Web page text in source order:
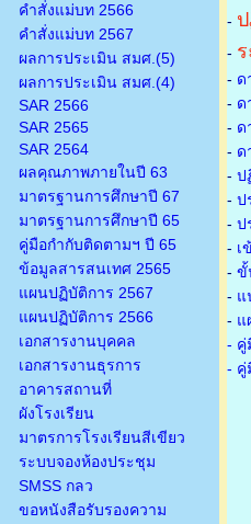
คำสั่งแม่บท 2566
คำสั่งแม่บท 2567
ผลการประเมิน สมศ.(5)
ผลการประเมิน สมศ.(4)
SAR 2566
SAR 2565
SAR 2564
ผลคุณภาพภายในปี 63
มาตรฐานการศึกษาปี 67
มาตรฐานการศึกษาปี 65
คู่มือกำกับติดตามฯ ปี 65
ข้อมูลสารสนเทศ 2565
แผนปฏิบัติการ 2567
แผนปฏิบัติการ 2566
เอกสารงานบุคคล
เอกสารงานธุรการ
อาคารสถานที่
ผังโรงเรียน
มาตรการโรงเรียนสีเขียว
ระบบจองห้องประชุม
SMSS กลว
ขอหนังสือรับรองความ
-
-
- ด
- ด
- ด
- ด
- ป
- ป
- ป
- เ
- ขั้
- แ
- แ
- คู่
- คู่